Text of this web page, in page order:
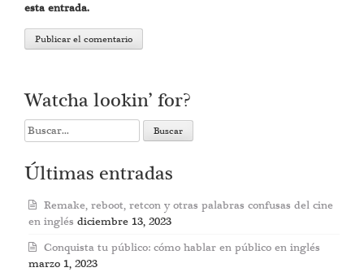
esta entrada.
Watcha lookin’ for?
Search
for:
Últimas entradas
Remake, reboot, retcon y otras palabras confusas del cine
en inglés diciembre 13, 2023
Conquista tu público: cómo hablar en público en inglés
marzo 1, 2023